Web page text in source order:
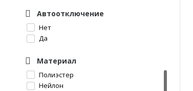
Автоотключение
Нет
Да
Материал
Полиэстер
Нейлон